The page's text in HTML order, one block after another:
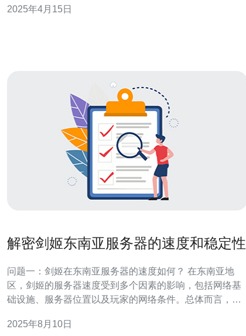
决策。 Exabytes是马来西亚最大的网站托管提供商之一，
2025年4月15日
解密剑姬东南亚服务器的速度和稳定性
问题一：剑姬在东南亚服务器的速度如何？ 在东南亚地
区，剑姬的服务器速度受到多个因素的影响，包括网络基
础设施、服务器位置以及玩家的网络条件。总体而言，东
迟进行游戏。这意味着玩家在进行对战时，操作响应较为
2025年8月10日